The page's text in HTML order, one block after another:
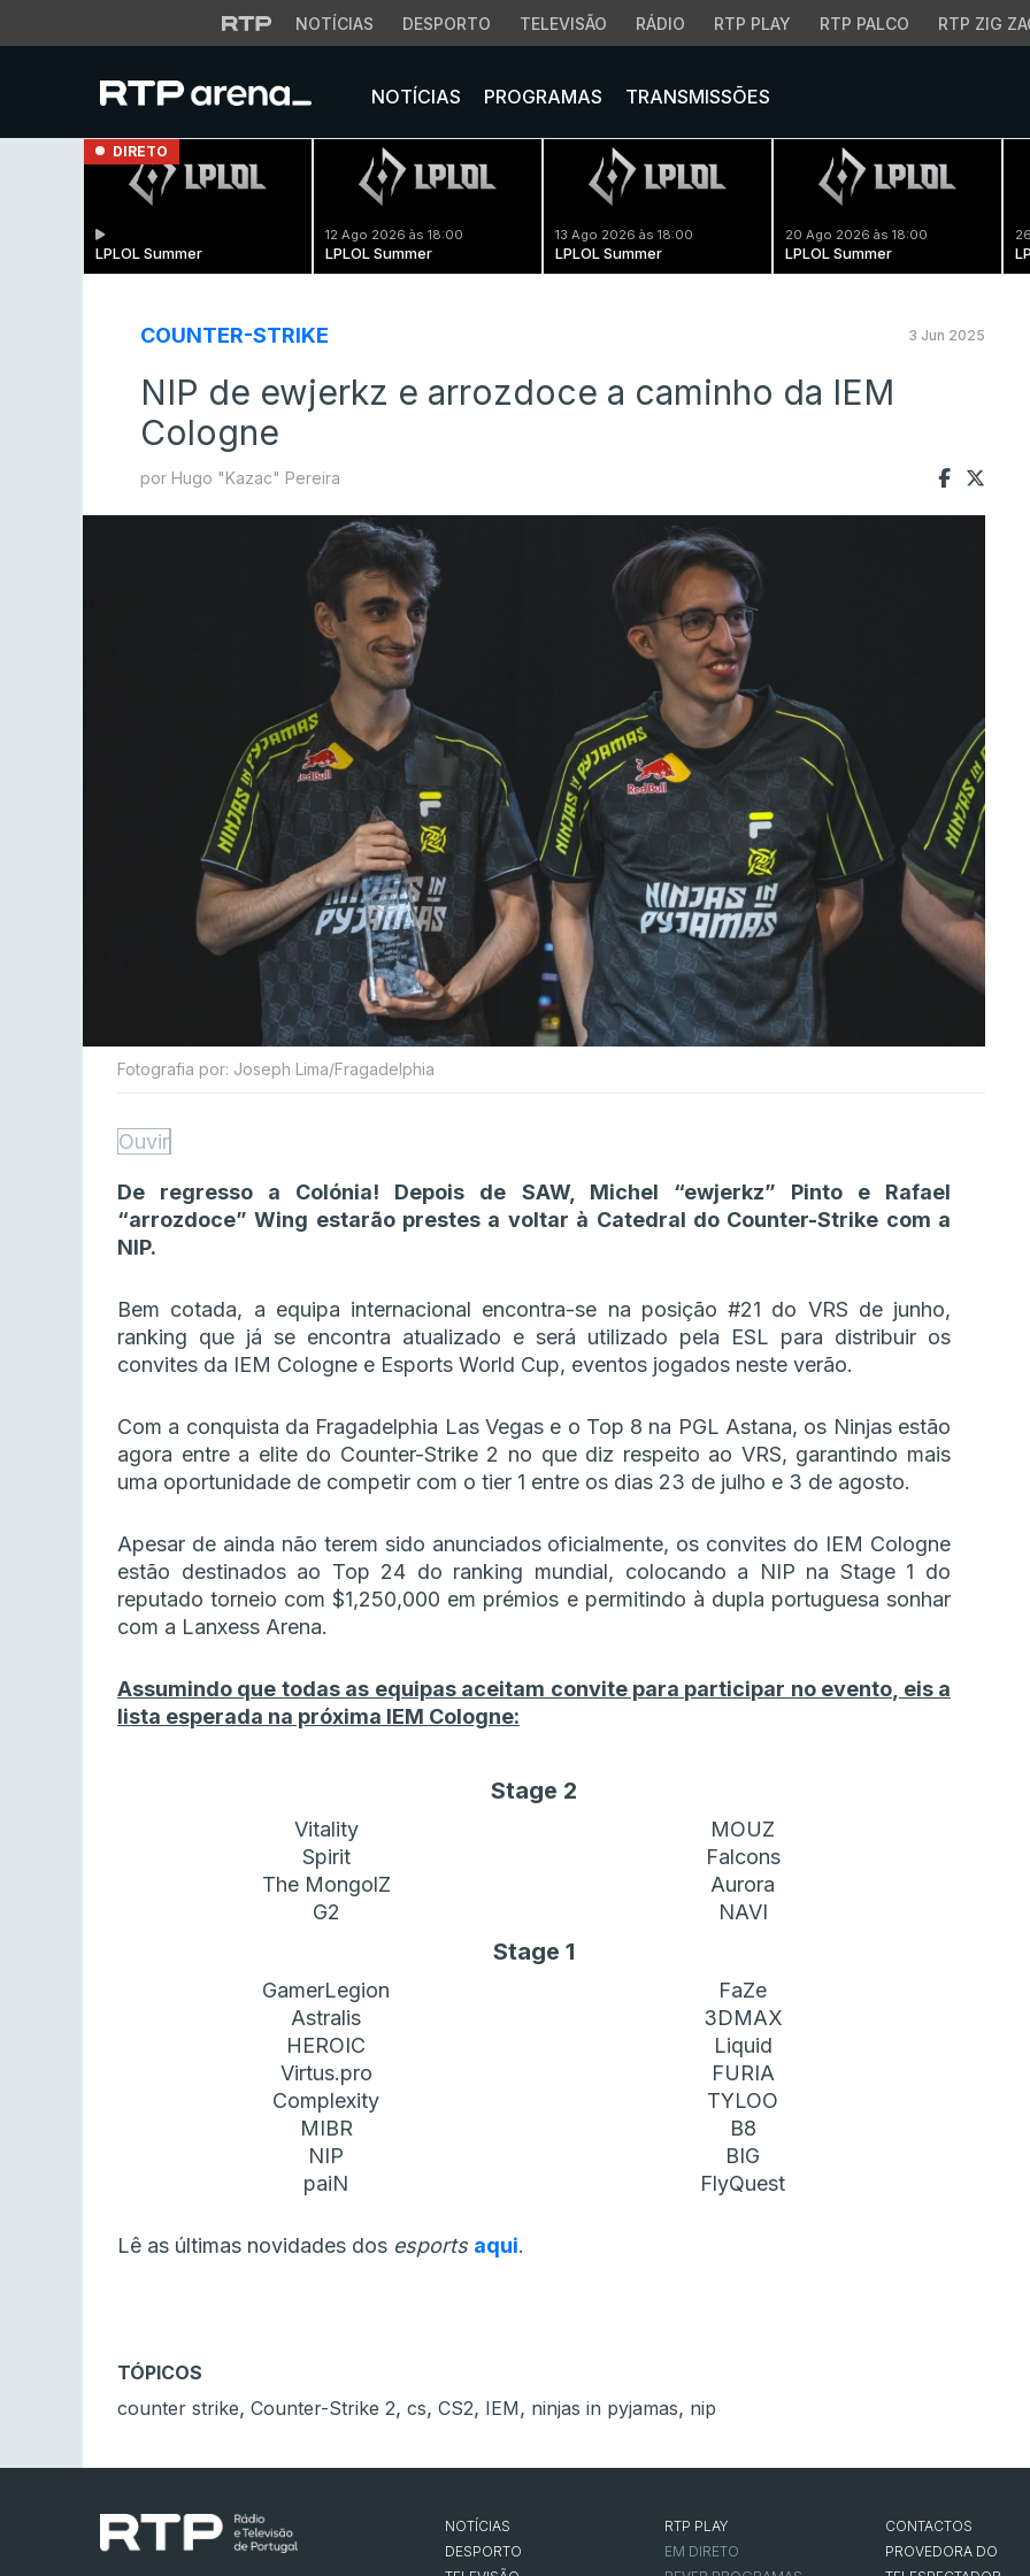
NOTÍCIAS DESPORTO TELEVISÃO RÁDIO RTP PLAY RTP PALCO RTP ZIG
NOTÍCIAS PROGRAMAS TRANSMISSÕES
DIRETO
LPLOL Summer
12 Ago 2026 às 18:00
LPLOL Summer
13 Ago 2026 às 18:00
LPLOL Summer
20 Ago 2026 às 18:00
LPLOL Summer
COUNTER-STRIKE 3 Jun 2025
NIP de ewjerkz e arrozdoce a caminho da IEM
Cologne
por Hugo "Kazac" Pereira
Fotografia por: Joseph Lima/Fragadelphia
Ouvir
De regresso a Colónia! Depois de SAW, Michel “ewjerkz” Pinto e Rafael
“arrozdoce” Wing estarão prestes a voltar à Catedral do Counter-Strike com a
NIP.
Bem cotada, a equipa internacional encontra-se na posição #21 do VRS de junho,
ranking que já se encontra atualizado e será utilizado pela ESL para distribuir os
convites da IEM Cologne e Esports World Cup, eventos jogados neste verão.
Com a conquista da Fragadelphia Las Vegas e o Top 8 na PGL Astana, os Ninjas estão
agora entre a elite do Counter-Strike 2 no que diz respeito ao VRS, garantindo mais
uma oportunidade de competir com o tier 1 entre os dias 23 de julho e 3 de agosto.
Apesar de ainda não terem sido anunciados oficialmente, os convites do IEM Cologne
estão destinados ao Top 24 do ranking mundial, colocando a NIP na Stage 1 do
reputado torneio com $1,250,000 em prémios e permitindo à dupla portuguesa sonhar
com a Lanxess Arena.
Assumindo que todas as equipas aceitam convite para participar no evento, eis a
lista esperada na próxima IEM Cologne:
Stage 2
Vitality
MOUZ
Spirit
Falcons
The MongolZ
Aurora
G2
NAVI
Stage 1
GamerLegion
FaZe
Astralis
3DMAX
HEROIC
Liquid
Virtus.pro
FURIA
Complexity
TYLOO
MIBR
B8
NIP
BIG
paiN
FlyQuest
Lê as últimas novidades dos esports aqui.
TÓPICOS
counter strike, Counter-Strike 2, cs, CS2, IEM, ninjas in pyjamas, nip
NOTÍCIAS
DESPORTO
RTP PLAY
EM DIRETO
CONTACTOS
PROVEDORA DO